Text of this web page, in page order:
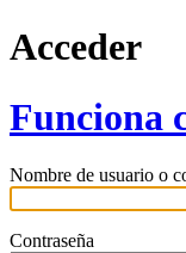
Acceder
Funciona
Nombre de usuario o
Contraseña